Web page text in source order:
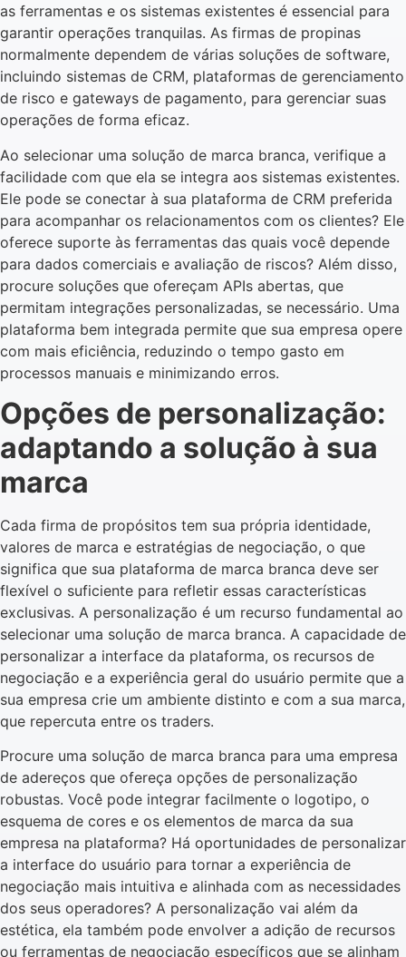
as ferramentas e os sistemas existentes é essencial para
garantir operações tranquilas. As firmas de propinas
normalmente dependem de várias soluções de software,
incluindo sistemas de CRM, plataformas de gerenciamento
de risco e gateways de pagamento, para gerenciar suas
operações de forma eficaz.
Ao selecionar uma solução de marca branca, verifique a
facilidade com que ela se integra aos sistemas existentes.
Ele pode se conectar à sua plataforma de CRM preferida
para acompanhar os relacionamentos com os clientes? Ele
oferece suporte às ferramentas das quais você depende
para dados comerciais e avaliação de riscos? Além disso,
procure soluções que ofereçam APIs abertas, que
permitam integrações personalizadas, se necessário. Uma
plataforma bem integrada permite que sua empresa opere
com mais eficiência, reduzindo o tempo gasto em
processos manuais e minimizando erros.
Opções de personalização:
adaptando a solução à sua
marca
Cada firma de propósitos tem sua própria identidade,
valores de marca e estratégias de negociação, o que
significa que sua plataforma de marca branca deve ser
flexível o suficiente para refletir essas características
exclusivas. A personalização é um recurso fundamental ao
selecionar uma solução de marca branca. A capacidade de
personalizar a interface da plataforma, os recursos de
negociação e a experiência geral do usuário permite que a
sua empresa crie um ambiente distinto e com a sua marca,
que repercuta entre os traders.
Procure uma solução de marca branca para uma empresa
de adereços que ofereça opções de personalização
robustas. Você pode integrar facilmente o logotipo, o
esquema de cores e os elementos de marca da sua
empresa na plataforma? Há oportunidades de personalizar
a interface do usuário para tornar a experiência de
negociação mais intuitiva e alinhada com as necessidades
dos seus operadores? A personalização vai além da
estética, ela também pode envolver a adição de recursos
ou ferramentas de negociação específicos que se alinham